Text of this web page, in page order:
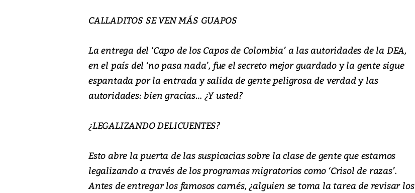
CALLADITOS SE VEN MÁS GUAPOS
La entrega del ‘Capo de los Capos de Colombia’ a las autoridades de la DEA,
en el país del ‘no pasa nada’, fue el secreto mejor guardado y la gente sigue
espantada por la entrada y salida de gente peligrosa de verdad y las
autoridades: bien gracias… ¿Y usted?
¿LEGALIZANDO DELICUENTES?
Esto abre la puerta de las suspicacias sobre la clase de gente que estamos
legalizando a través de los programas migratorios como ‘Crisol de razas’.
Antes de entregar los famosos carnés, ¿alguien se toma la tarea de revisar los